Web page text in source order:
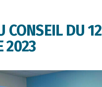
CONSEIL DU 12
2023